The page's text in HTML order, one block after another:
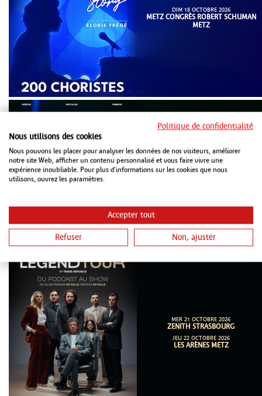
DIM 18 OCTOBRE 2026
METZ CONGRÈS ROBERT SCHUMAN
METZ
MAR 20 OCTOBRE 2026
MER 21 OCTOBRE 2026
ZENITH STRASBOURG
JEU 22 OCTOBRE 2026
LES ARÈNES METZ
Politique de confidentialité
Nous utilisons des cookies
Nous pouvons les placer pour analyser les données de nos visiteurs, améliorer
notre site Web, afficher un contenu personnalisé et vous faire vivre une
expérience inoubliable. Pour plus d'informations sur les cookies que nous
utilisons, ouvrez les paramètres.
Accepter tout
Refuser Non, ajuster